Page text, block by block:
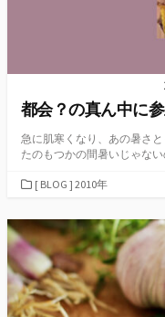
都会？の真ん中に
急に肌寒くなり、あの暑さ
たのもつかの間暑いじゃな
カ
ゴ
リ
ー
[ BLOG ] 2010年